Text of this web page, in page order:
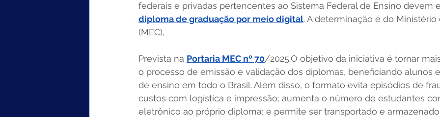
federais e privadas pertencentes ao Sistema Federal de Ensino devem
diploma de graduação por meio digital. A determinação é do Ministério
(MEC),
Prevista na Portaria MEC nº 70/2025.O objetivo da iniciativa é tornar
o processo de emissão e validação dos diplomas, beneficiando alunos
de ensino em todo o Brasil. Além disso, o formato evita episódios de
custos com logística e impressão; aumenta o número de estudantes
eletrônico ao próprio diploma; e permite ser transportado e